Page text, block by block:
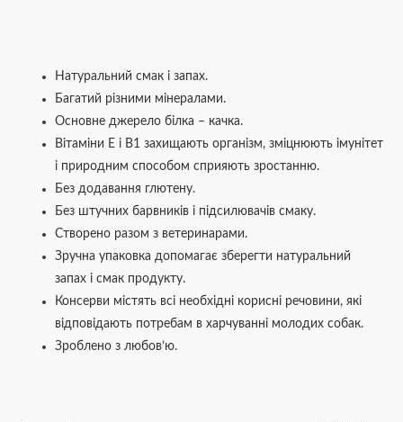
Натуральний смак і запах.
Багатий різними мінералами.
Основне джерело білка – качка.
Вітаміни Е і В1 захищають організм, зміцнюють імунітет
і природним способом сприяють зростанню.
Без додавання глютену.
Без штучних барвників і підсилювачів смаку.
Створено разом з ветеринарами.
Зручна упаковка допомагає зберегти натуральний
запах і смак продукту.
Консерви містять всі необхідні корисні речовини, які
відповідають потребам в харчуванні молодих собак.
Зроблено з любов’ю.